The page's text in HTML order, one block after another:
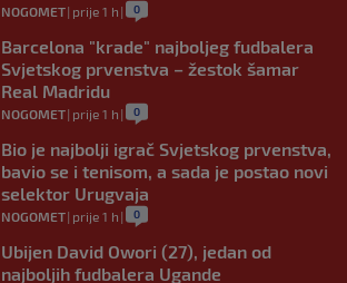
NOGOMET| prije 1 h | 0
Barcelona "krade" najboljeg fudbalera
Svjetskog prvenstva – žestok šamar
Real Madridu
NOGOMET| prije 1 h | 0
Bio je najbolji igrač Svjetskog prvenstva,
bavio se i tenisom, a sada je postao novi
selektor Urugvaja
NOGOMET| prije 1 h | 0
Ubijen David Owori (27), jedan od
najboljih fudbalera Ugande